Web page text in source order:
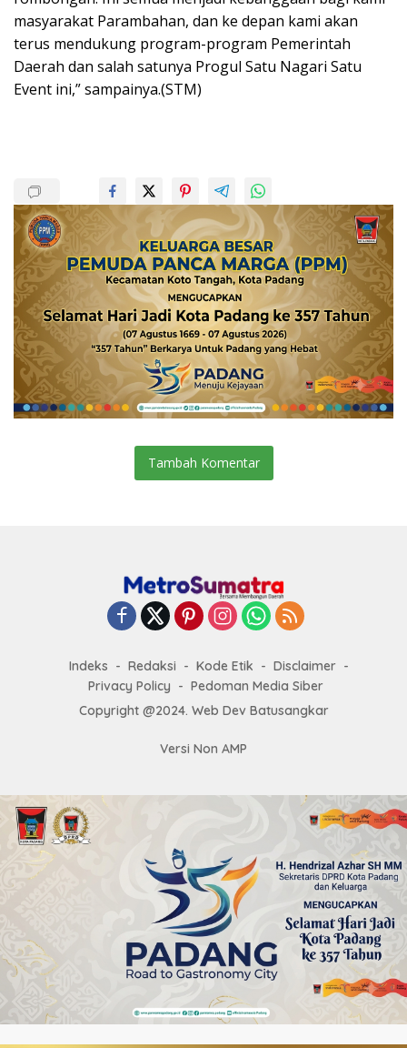
masyarakat Parambahan, dan ke depan kami akan
terus mendukung program-program Pemerintah
Daerah dan salah satunya Progul Satu Nagari Satu
Event ini,” sampainya.(STM)
Tambah Komentar
Indeks Redaksi Kode Etik
Disclaimer
Privacy Policy
Pedoman Media Siber
Copyright @2024. Web Dev Batusangkar
Versi Non AMP